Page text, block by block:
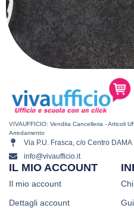
VIVAUFFICIO: Vendita Cancelleria - Articoli
Arredamento
Via P.U. Frasca, c/o Centro DAMA
info@vivaufficio.it
IL MIO ACCOUNT
Il mio account
Dettagli account